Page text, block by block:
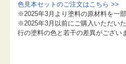
色見本セットのご注文はこちら >>
※2025年3月より塗料の原材料を一
※2025年3月以前にご購入いただい
行の塗料の色と若干の差異がござい